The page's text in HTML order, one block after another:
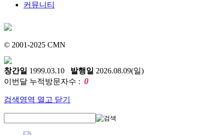
커뮤니티
© 2001-2025 CMN
창간일 1999.03.10 발행일 2026.08.09(일)
이번달 누적방문자수 : 0
검색영역 열고 닫기